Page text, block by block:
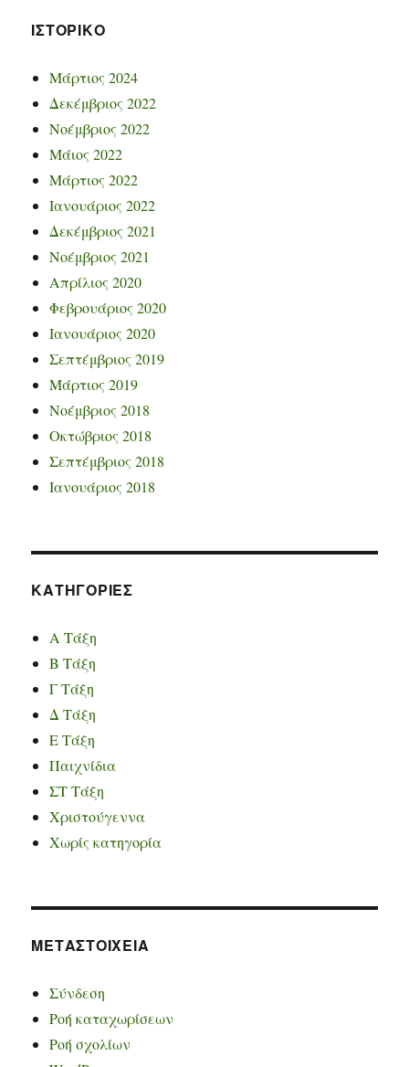
ΙΣΤΟΡΙΚΌ
Μάρτιος 2024
Δεκέμβριος 2022
Νοέμβριος 2022
Μάιος 2022
Μάρτιος 2022
Ιανουάριος 2022
Δεκέμβριος 2021
Νοέμβριος 2021
Απρίλιος 2020
Φεβρουάριος 2020
Ιανουάριος 2020
Σεπτέμβριος 2019
Μάρτιος 2019
Νοέμβριος 2018
Οκτώβριος 2018
Σεπτέμβριος 2018
Ιανουάριος 2018
KΑΤΗΓΟΡΊΕΣ
Α Τάξη
Β Τάξη
Γ Τάξη
Δ Τάξη
Ε Τάξη
Παιχνίδια
ΣΤ Τάξη
Χριστούγεννα
Χωρίς κατηγορία
ΜΕΤΑΣΤΟΙΧΕΊΑ
Σύνδεση
Ροή καταχωρίσεων
Ροή σχολίων